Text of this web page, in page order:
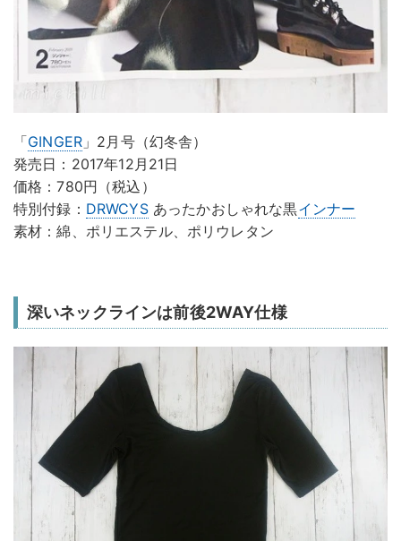
「GINGER 」2月号（幻冬舎）
発売日：2017年12月21日
価格：780円（税込）
特別付録： DRWCYSあったかおしゃれな黒インナー
素材：綿、ポリエステル、ポリウレタン
深いネックラインは前後2WAY仕様